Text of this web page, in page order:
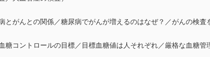
とがんとの関係／糖尿病でがんが増えるのはなぜ？／がんの検査
糖コントロールの目標／目標血糖値は人それぞれ／厳格な血糖管